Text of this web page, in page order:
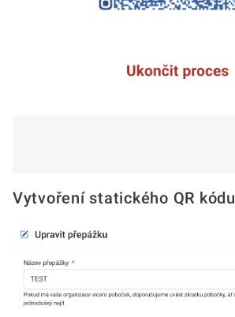
Vytvoření statického QR kódu